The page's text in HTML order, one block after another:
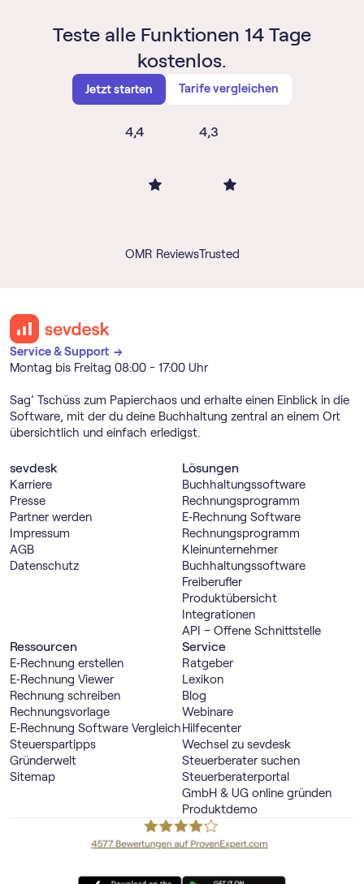
Teste alle Funktionen 14 Tage
kostenlos.
Jetzt starten Tarife vergleichen
4,4
OMR Reviews
4,3
Trusted
Service & Support →
Montag bis Freitag 08:00 - 17:00 Uhr
Sag’ Tschüss zum Papierchaos und erhalte einen Einblick in die
Software, mit der du deine Buchhaltung zentral an einem Ort
übersichtlich und einfach erledigst.
sevdesk
Karriere
Presse
Partner werden
Impressum
AGB
Datenschutz
Lösungen
Buch­haltungs­software
Rechnungs­programm
E‑Rechnung Software
Rechnungs­programm
Kleinunternehmer
Buch­haltungs­software
Freiberufler
Produktübersicht
Integrationen
API – Offene Schnittstelle
Ressourcen
E‑Rechnung erstellen
E‑Rechnung Viewer
Rechnung schreiben
Rechnungsvorlage
E‑Rechnung Software Vergleich
Steuerspartipps
Gründerwelt
Sitemap
Service
Ratgeber
Lexikon
Blog
Webinare
Hilfecenter
Wechsel zu sevdesk
Steuerberater suchen
Steuerberaterportal
GmbH & UG online gründen
Produktdemo